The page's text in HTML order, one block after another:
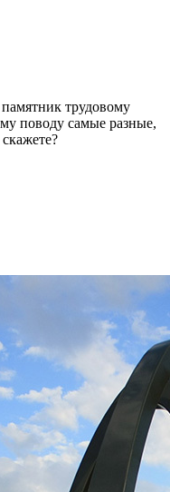
трудовому
поводу самые разные,